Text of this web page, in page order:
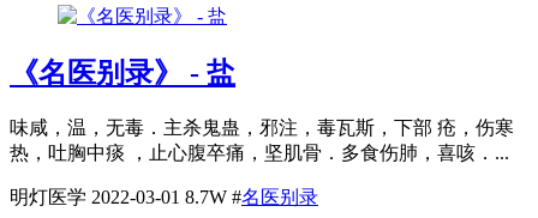
《名医别录》 - 盐
味咸，温，无毒．主杀鬼蛊，邪注，毒瓦斯，下部 疮，伤寒
热，吐胸中痰 ，止心腹卒痛，坚肌骨．多食伤肺，喜咳．...
明灯医学 2022-03-01 8.7W #名医别录